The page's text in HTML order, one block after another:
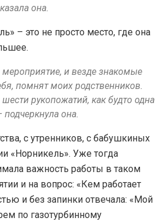
она.
– это не просто место, где она
и везде знакомые
помнят моих родственников.
рукопожатий, как будто одна
она.
с утренников, с бабушкиных
«Норникель». Уже тогда
важность работы в таком
и на вопрос: «Кем работает
и без запинки отвечала: «Мой
по газотурбинному